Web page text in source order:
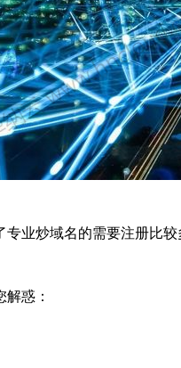
业炒域名的需要注册比
惑：